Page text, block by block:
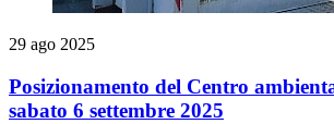
29 ago 2025
Posizionamento del Centro
sabato 6 settembre 2025